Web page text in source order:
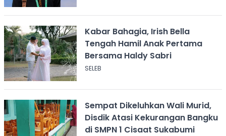
Kabar Bahagia, Irish Bella
Tengah Hamil Anak Pertama
Bersama Haldy Sabri
SELEB
Sempat Dikeluhkan Wali Murid,
Disdik Atasi Kekurangan Bangku
di SMPN 1 Cisaat Sukabumi